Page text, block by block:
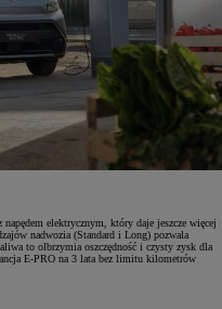
elektrycznym, który daje jeszcze więcej
nadwozia (Standard i Long) pozwala
to olbrzymia oszczędność i czysty zysk dla
E-PRO na 3 lata bez limitu kilometrów